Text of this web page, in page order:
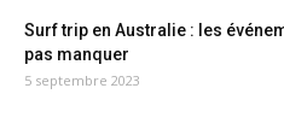
Surf trip en Australie : les
pas manquer
5 septembre 2023